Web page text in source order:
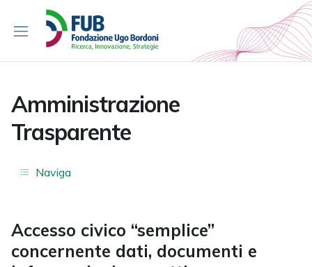
p
Amministrazione
Trasparente
Naviga
Accesso civico “semplice”
concernente dati, documenti e